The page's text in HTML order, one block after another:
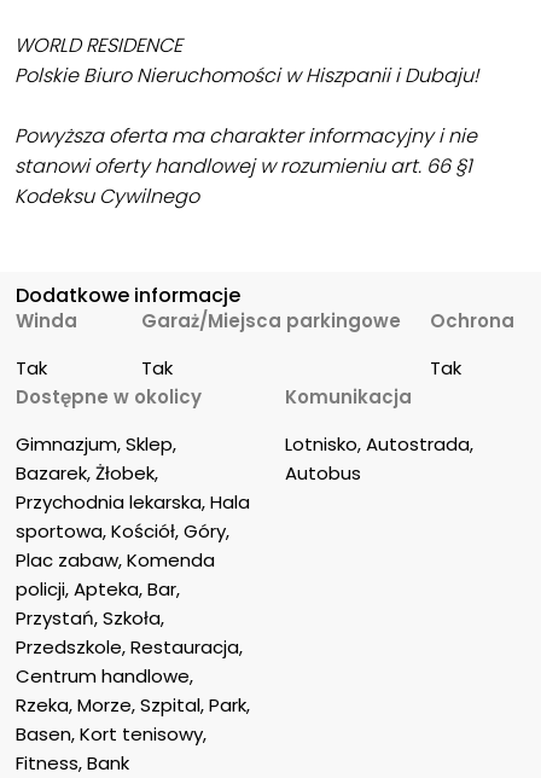
WORLD RESIDENCE
Polskie Biuro Nieruchomości w Hiszpanii i Dubaju!
Powyższa oferta ma charakter informacyjny i nie
stanowi oferty handlowej w rozumieniu art. 66 §1
Kodeksu Cywilnego
Dodatkowe informacje
Winda
Tak
Garaż/Miejsca parkingowe
Tak
Ochrona
Tak
Dostępne w okolicy
Gimnazjum, Sklep,
Bazarek, Żłobek,
Przychodnia lekarska, Hala
sportowa, Kościół, Góry,
Plac zabaw, Komenda
policji, Apteka, Bar,
Przystań, Szkoła,
Przedszkole, Restauracja,
Centrum handlowe,
Rzeka, Morze, Szpital, Park,
Basen, Kort tenisowy,
Fitness, Bank
Komunikacja
Lotnisko, Autostrada,
Autobus